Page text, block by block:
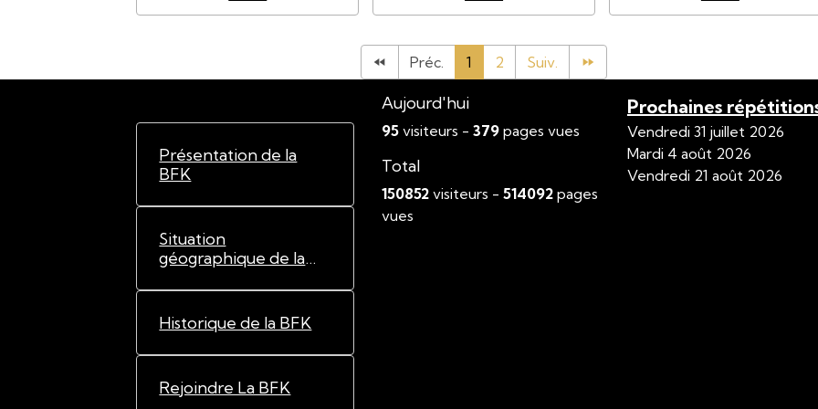
Préc. 1 2 Suiv.
Présentation de la
BFK
Situation
géographique de la
Historique de la BFK
Rejoindre La BFK
Aujourd'hui
95 visiteurs -379 pages vues
Total
150852 visiteurs -514092 pages
vues
Prochaines
Vendredi 31 juillet 2026
Mardi 4 août 2026
Vendredi 21 août 2026